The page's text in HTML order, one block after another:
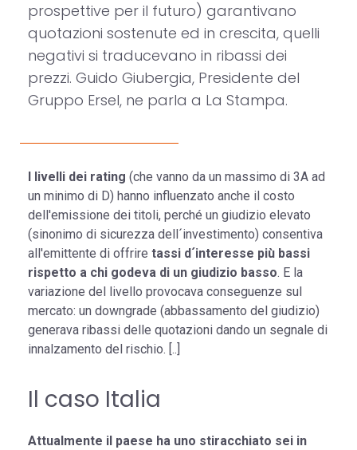
prospettive per il futuro) garantivano
quotazioni sostenute ed in crescita, quelli
negativi si traducevano in ribassi dei
prezzi. Guido Giubergia, Presidente del
Gruppo Ersel, ne parla a La Stampa.
I livelli dei rating (che vanno da un massimo di 3A ad
un minimo di D) hanno influenzato anche il costo
dell'emissione dei titoli, perché un giudizio elevato
(sinonimo di sicurezza dell´investimento) consentiva
all'emittente di offrire tassi d´interesse più bassi
rispetto a chi godeva di un giudizio basso. E la
variazione del livello provocava conseguenze sul
mercato: un downgrade (abbassamento del giudizio)
generava ribassi delle quotazioni dando un segnale di
innalzamento del rischio. [..]
Il caso Italia
Attualmente il paese ha uno stiracchiato sei in